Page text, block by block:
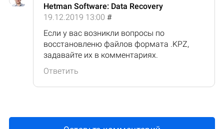
Hetman Software: Data Recovery
19.12.2019 13:00 #
Если у вас возникли вопросы по
восстановленю файлов формата .KPZ,
задавайте их в комментариях.
Ответить